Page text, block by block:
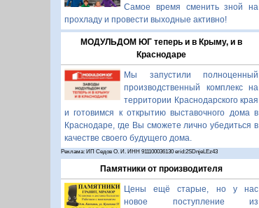
Самое время сменить зной на
прохладу и провести выходные активно!
МОДУЛЬДОМ ЮГ теперь и в Крыму, и в
Краснодаре
Мы запустили полноценный
производственный комплекс на
территории Краснодарского края
и готовимся к открытию выставочного дома в
Краснодаре, где Вы сможете лично убедиться в
качестве своего будущего дома.
Реклама: ИП Седов О. И. ИНН 911100036130 erid:2SDnjeLEz43
Памятники от производителя
Цены ещё старые, но у нас
новое поступление из